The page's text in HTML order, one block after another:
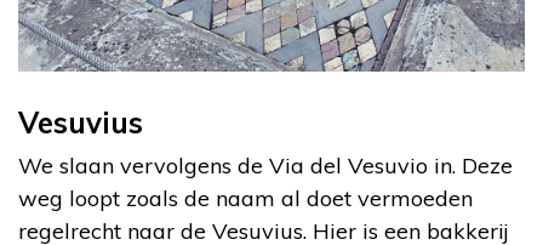
Vesuvius
We slaan vervolgens de Via del Vesuvio in. Deze
weg loopt zoals de naam al doet vermoeden
regelrecht naar de Vesuvius. Hier is een bakkerij